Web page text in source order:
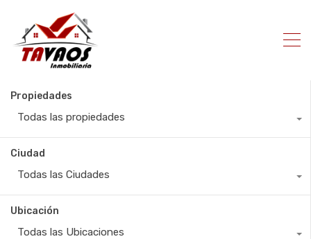
Propiedades
Todas las propiedades
Ciudad
Todas las Ciudades
Ubicación
Todas las Ubicaciones